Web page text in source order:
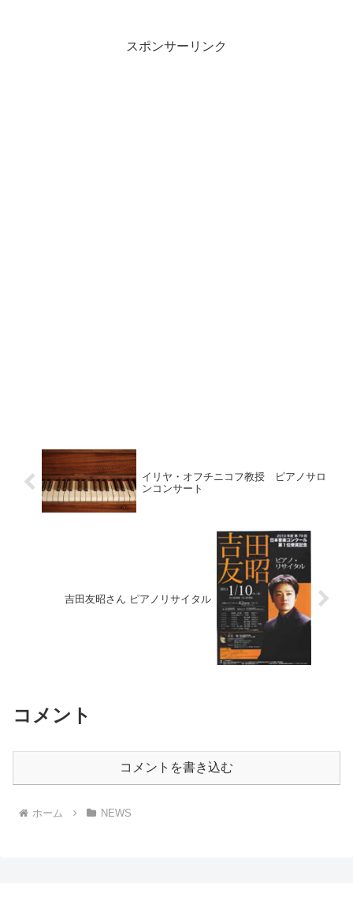
スポンサーリンク
イリヤ・オフチニコフ教授 ピアノサロ
ンコンサート
吉田友昭さん ピアノリサイタル
コメント
コメントを書き込む
ホーム NEWS